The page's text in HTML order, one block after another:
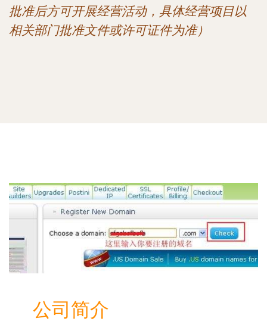
批准后方可开展经营活动，具体经营项目以
相关部门批准文件或许可证件为准）
公司简介